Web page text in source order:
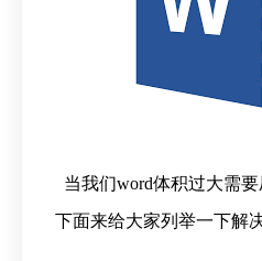
当我们word体积过大需
下面来给大家列举一下解